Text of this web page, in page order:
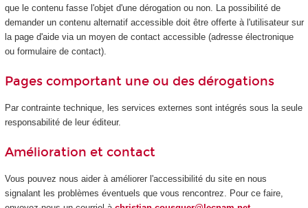
que le contenu fasse l'objet d'une dérogation ou non. La possibilité de
demander un contenu alternatif accessible doit être offerte à l'utilisateur sur
la page d'aide via un moyen de contact accessible (adresse électronique
ou formulaire de contact).
Pages comportant une ou des dérogations
Par contrainte technique, les services externes sont intégrés sous la seule
responsabilité de leur éditeur.
Amélioration et contact
Vous pouvez nous aider à améliorer l'accessibilité du site en nous
signalant les problèmes éventuels que vous rencontrez. Pour ce faire,